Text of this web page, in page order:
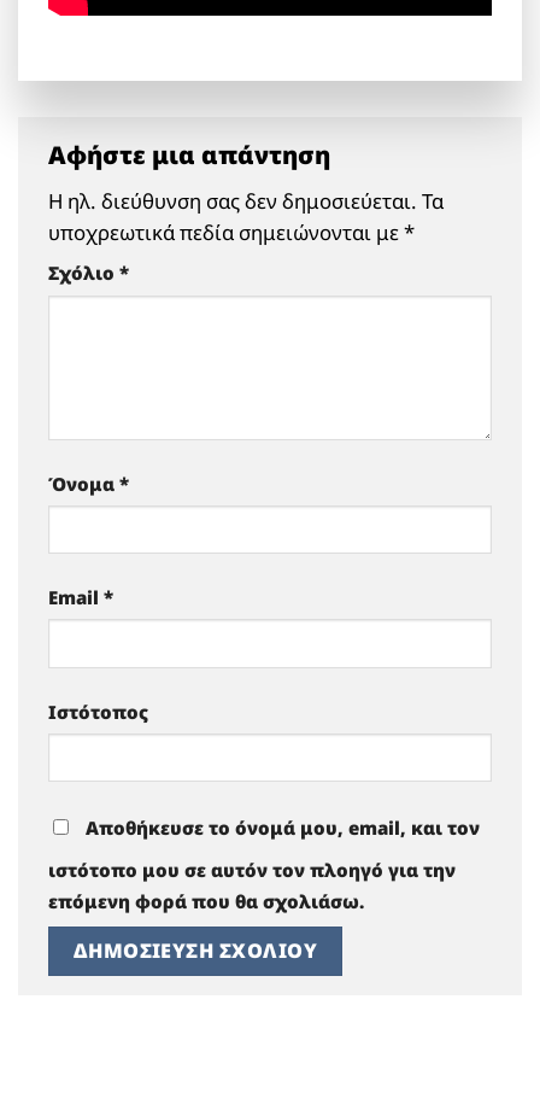
Αφήστε μια απάντηση
Η ηλ. διεύθυνση σας δεν δημοσιεύεται. Τα
υποχρεωτικά πεδία σημειώνονται με*
Σχόλιο *
Όνομα *
Email *
Ιστότοπος
Αποθήκευσε το όνομά μου, email, και τον
ιστότοπο μου σε αυτόν τον πλοηγό για την
επόμενη φορά που θα σχολιάσω.